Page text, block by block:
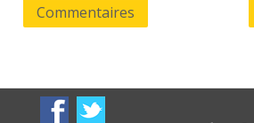
Commentaires